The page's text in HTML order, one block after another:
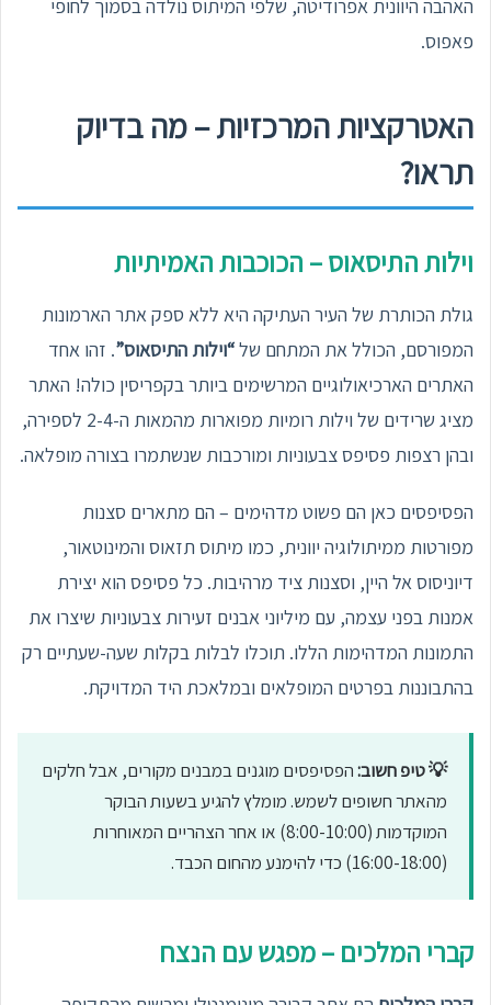
האהבה היוונית אפרודיטה, שלפי המיתוס נולדה בסמוך לחופי
פאפוס.
האטרקציות המרכזיות – מה בדיוק
תראו?
וילות התיסאוס – הכוכבות האמיתיות
גולת הכותרת של העיר העתיקה היא ללא ספק אתר הארמונות
המפורסם, הכולל את המתחם של“וילות התיסאוס”. זהו אחד
האתרים הארכיאולוגיים המרשימים ביותר בקפריסין כולה! האתר
מציג שרידים של וילות רומיות מפוארות מהמאות ה-2-4 לספירה,
ובהן רצפות פסיפס צבעוניות ומורכבות שנשתמרו בצורה מופלאה.
הפסיפסים כאן הם פשוט מדהימים – הם מתארים סצנות
מפורטות ממיתולוגיה יוונית, כמו מיתוס תזאוס והמינוטאור,
דיוניסוס אל היין, וסצנות ציד מרהיבות. כל פסיפס הוא יצירת
אמנות בפני עצמה, עם מיליוני אבנים זעירות צבעוניות שיצרו את
התמונות המדהימות הללו. תוכלו לבלות בקלות שעה-שעתיים רק
בהתבוננות בפרטים המופלאים ובמלאכת היד המדויקת.
💡 טיפ חשוב:הפסיפסים מוגנים במבנים מקורים, אבל חלקים
מהאתר חשופים לשמש. מומלץ להגיע בשעות הבוקר
המוקדמות (8:00-10:00) או אחר הצהריים המאוחרות
(16:00-18:00) כדי להימנע מהחום הכבד.
קברי המלכים – מפגש עם הנצח